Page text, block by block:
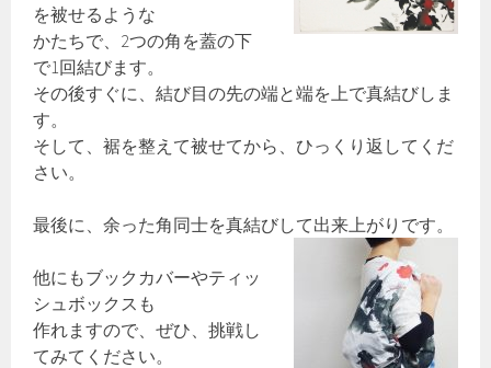
を被せるような
かたちで、2つの角を蓋の下
で1回結びます。
その後すぐに、結び目の先の端と端を上で真結びしま
す。
そして、裾を整えて被せてから、ひっくり返してくだ
さい。
最後に、余った角同士を真結びして出来上がりです。
他にもブックカバーやティッ
シュボックスも
作れますので、ぜひ、挑戦し
てみてください。